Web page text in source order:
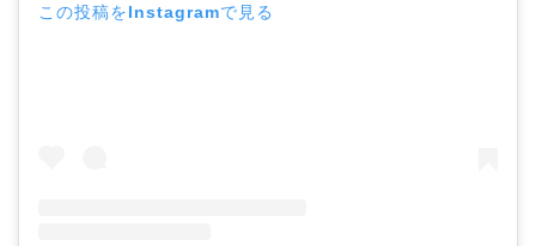
この投稿をInstagramで見る